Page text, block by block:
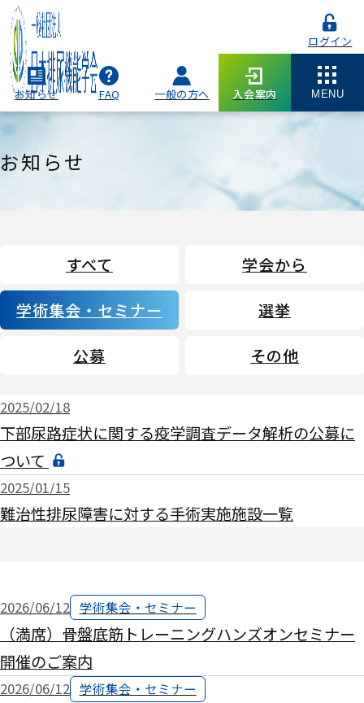
ログイン
お知らせ FAQ 一般の方へ 入会案内 MENU
お知らせ
すべて 学会から
学術集会・セミナー 選挙
公募 その他
2025/02/18
下部尿路症状に関する疫学調査データ解析の公募に
ついて
2025/01/15
難治性排尿障害に対する手術実施施設一覧
2026/06/12 学術集会・セミナー
（満席）骨盤底筋トレーニングハンズオンセミナー
開催のご案内
2026/06/12 学術集会・セミナー